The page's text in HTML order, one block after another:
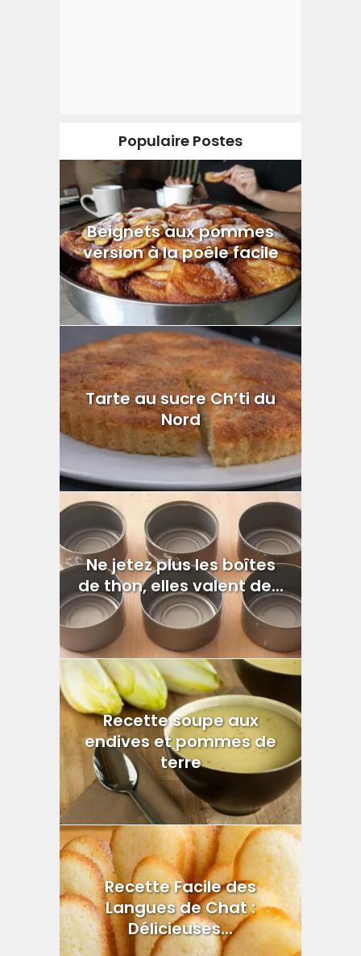
Populaire Postes
Beignets aux pommes
version à la poêle facile
Tarte au sucre Ch’ti du
Nord
Ne jetez plus les boîtes
de thon, elles valent de...
Recette soupe aux
endives et pommes de
terre
Recette Facile des
Langues de Chat :
Délicieuses...